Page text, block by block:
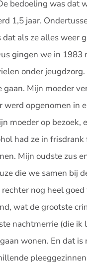
bedoeling was dat
1,5 jaar.
als ze alles weer
gingen we in
onder
Mijn moeder
werd opgenomen
moeder op bezoek,
had ze in
Mijn oudste zus
die we samen bij
nog heel
wat de grootste
nachtmerrie (die
wonen. En dat